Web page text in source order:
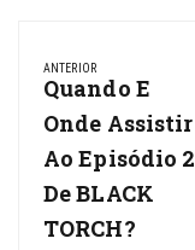
de
Post
ANTERIOR
Previous
Post:
Quando E
Onde Assistir
Ao Episódio 2
De BLACK
TORCH?